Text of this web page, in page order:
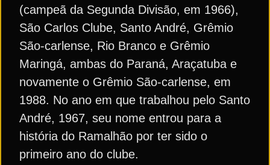
(campeã da Segunda Divisão, em 1966),
São Carlos Clube, Santo André, Grêmio
São-carlense, Rio Branco e Grêmio
Maringá, ambas do Paraná, Araçatuba e
novamente o Grêmio São-carlense, em
1988. No ano em que trabalhou pelo Santo
André, 1967, seu nome entrou para a
história do Ramalhão por ter sido o
primeiro ano do clube.